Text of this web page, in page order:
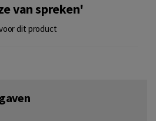
van spreken'
dit product